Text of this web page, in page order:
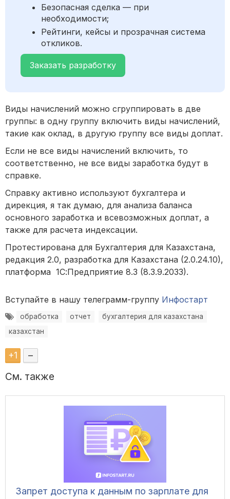
Безопасная сделка — при
необходимости;
Рейтинги, кейсы и прозрачная система
откликов.
Заказать разработку
Виды начислений можно сгруппировать в две
группы: в одну группу включить виды начислений,
такие как оклад, в другую группу все виды доплат.
Если не все виды начислений включить, то
соответственно, не все виды заработка будут в
справке.
Справку активно используют бухгалтера и
дирекция, я так думаю, для анализа баланса
основного заработка и всевозможных доплат, а
также для расчета индексации.
Протестирована для Бухгалтерия для Казахстана,
редакция 2.0, разработка для Казахстана (2.0.24.10),
платформа 1С:Предприятие 8.3 (8.3.9.2033).
Вступайте в нашу телеграмм-группу Инфостарт
обработка отчет
бухгалтерия для казахстана
казахстан
+1 –
См. также
Запрет доступа к данным по зарплате для